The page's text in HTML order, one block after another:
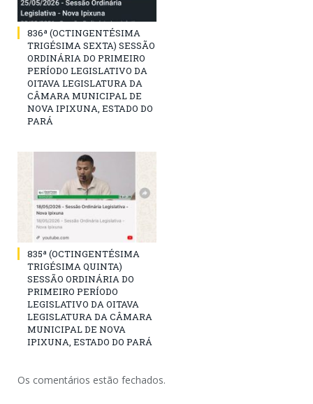
836ª (OCTINGENTÉSIMA
TRIGÉSIMA SEXTA) SESSÃO
ORDINÁRIA DO PRIMEIRO
PERÍODO LEGISLATIVO DA
OITAVA LEGISLATURA DA
CÂMARA MUNICIPAL DE
NOVA IPIXUNA, ESTADO DO
PARÁ
835ª (OCTINGENTÉSIMA
TRIGÉSIMA QUINTA)
SESSÃO ORDINÁRIA DO
PRIMEIRO PERÍODO
LEGISLATIVO DA OITAVA
LEGISLATURA DA CÂMARA
MUNICIPAL DE NOVA
IPIXUNA, ESTADO DO PARÁ
Os comentários estão fechados.